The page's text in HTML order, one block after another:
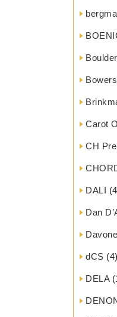
Boulder
Carot
CH
DALI
Dan
Davone
dCS (4)
DELA